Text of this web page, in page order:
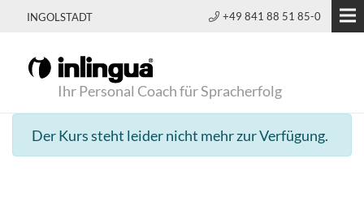
INGOLSTADT +49 841 88 51 85-0
Ihr Personal Coach für Spracherfolg
Der Kurs steht leider nicht mehr zur Verfügung.